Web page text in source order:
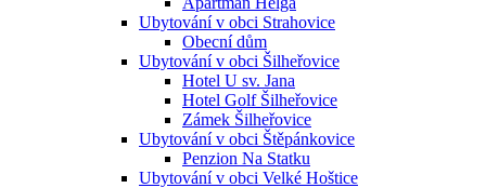
Ubytování v obci Strahovice
Obecní dům
Ubytování v obci Šilheřovice
Hotel U sv. Jana
Hotel Golf Šilheřovice
Zámek Šilheřovice
Ubytování v obci Štěpánkovice
Penzion Na Statku
Ubytování v obci Velké Hoštice